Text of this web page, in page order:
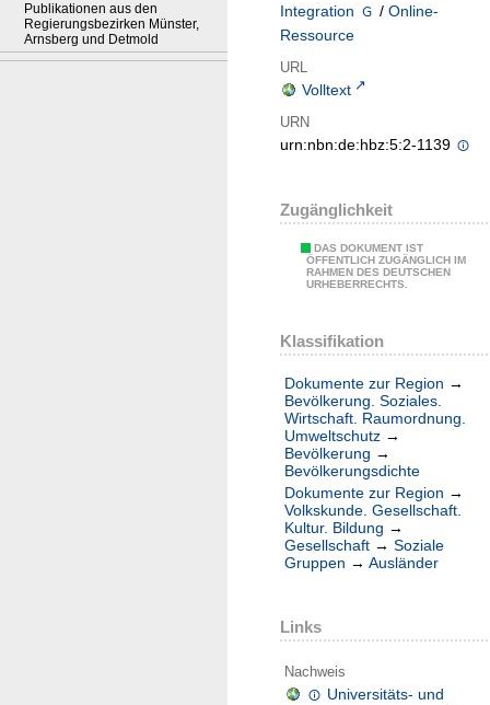
Publikationen aus den
Regierungsbezirken Münster,
Arnsberg und Detmold
Integration
/ Online-
Ressource
URL
Volltext
URN
urn:nbn:de:hbz:5:2-1139
Zugänglichkeit
DAS DOKUMENT IST
ÖFFENTLICH ZUGÄNGLICH IM
RAHMEN DES DEUTSCHEN
URHEBERRECHTS.
Klassifikation
Dokumente zur Region →
Bevölkerung. Soziales.
Wirtschaft. Raumordnung.
Umweltschutz →
Bevölkerung →
Bevölkerungsdichte
Dokumente zur Region →
Volkskunde. Gesellschaft.
Kultur. Bildung →
Gesellschaft → Soziale
Gruppen → Ausländer
Links
Nachweis
Universitäts- und